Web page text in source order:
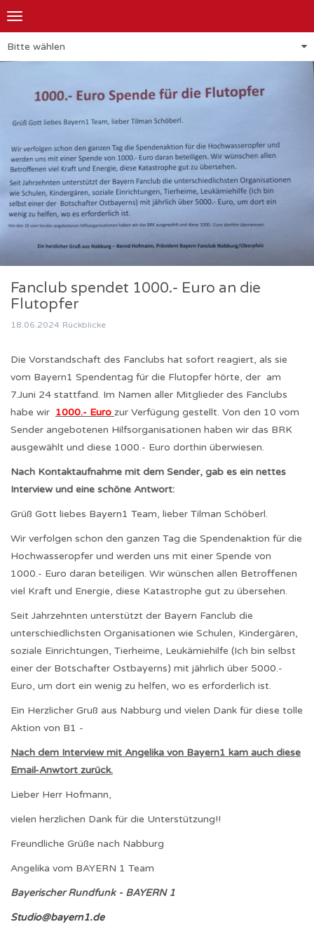
Toggle
navigation
Bitte wählen
Fanclub spendet 1000.- Euro an die
Flutopfer
18.06.2024 Rückblicke
Die Vorstandschaft des Fanclubs hat sofort reagiert, als sie
vom Bayern1 Spendentag für die Flutopfer hörte, der am
7.Juni 24 stattfand. Im Namen aller Mitglieder des Fanclubs
habe wir 1000.- Euro zur Verfügung gestellt. Von den 10 vom
Sender angebotenen Hilfsorganisationen haben wir das BRK
ausgewählt und diese 1000.- Euro dorthin überwiesen.
Nach Kontaktaufnahme mit dem Sender, gab es ein nettes
Interview und eine schöne Antwort:
Grüß Gott liebes Bayern1 Team, lieber Tilman Schöberl.
Wir verfolgen schon den ganzen Tag die Spendenaktion für die
Hochwasseropfer und werden uns mit einer Spende von
1000.- Euro daran beteiligen. Wir wünschen allen Betroffenen
viel Kraft und Energie, diese Katastrophe gut zu übersehen.
Seit Jahrzehnten unterstützt der Bayern Fanclub die
unterschiedlichsten Organisationen wie Schulen, Kindergären,
soziale Einrichtungen, Tierheime, Leukämiehilfe (Ich bin selbst
einer der Botschafter Ostbayerns) mit jährlich über 5000.-
Euro, um dort ein wenig zu helfen, wo es erforderlich ist.
Ein Herzlicher Gruß aus Nabburg und vielen Dank für diese tolle
Aktion von B1 -
Nach dem Interview mit Angelika von Bayern1 kam auch diese
Email-Anwtort zurück.
Lieber Herr Hofmann,
vielen herzlichen Dank für die Unterstützung!!
Freundliche Grüße nach Nabburg
Angelika vom BAYERN 1 Team
Bayerischer Rundfunk - BAYERN 1
Studio@bayern1.de